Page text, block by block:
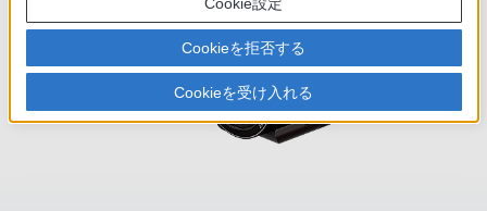
Cookieを拒否する
Cookieを受け入れる